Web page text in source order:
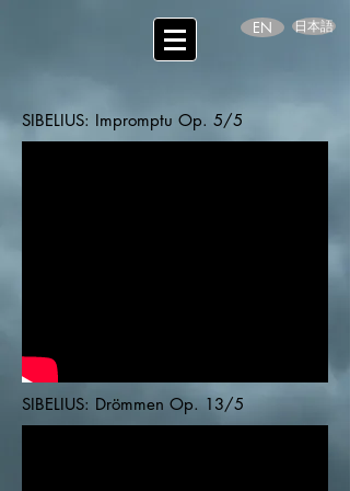
EN 日本語
SIBELIUS: Impromptu Op. 5/5
SIBELIUS: Drömmen Op. 13/5